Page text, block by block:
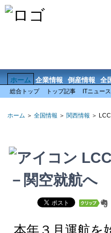
ホーム 企業情報 倒産情報 全
総合トップ トップ記事 ITニュー
ホーム ＞ 全国情報 ＞ 関西情報 ＞
－関空就航へ
本年３月運航を